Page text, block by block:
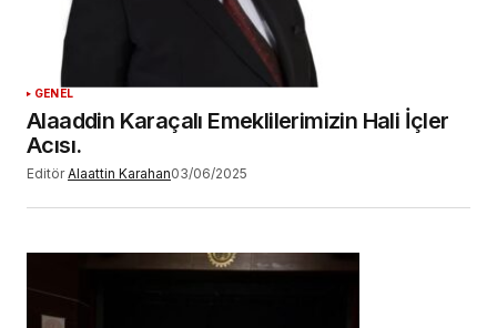
GENEL
Alaaddin Karaçalı Emeklilerimizin Hali İçler
Acısı.
Editör Alaattin Karahan03/06/2025